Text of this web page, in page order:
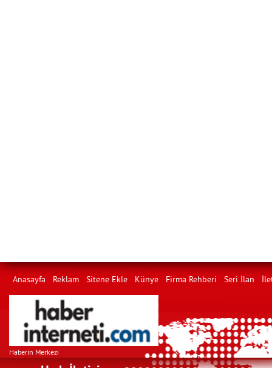
Anasayfa Reklam Sitene Ekle Künye Firma Rehberi Seri İlan
Haberin Merkezi